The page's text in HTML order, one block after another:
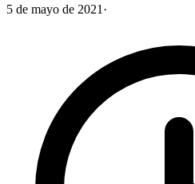
5 de mayo de 2021 ·